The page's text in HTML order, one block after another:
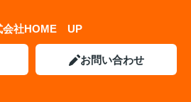
会社HOME UP
お問い合わせ